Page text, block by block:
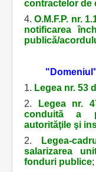
contractelor de
4.O.M.F.P. nr.
notificarea
publică/
"Domeniul"
1. Legea nr. 53
2.
Legea nr.
conduită a
autorităţile şi
2.
Legea-
salarizarea
fonduri publice;